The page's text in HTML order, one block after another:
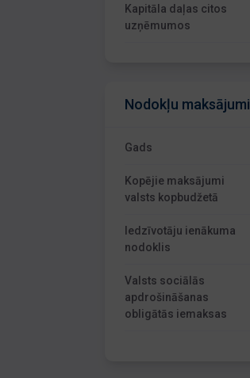
Kapitāla daļas citos
uzņēmumos
Nodokļu maksājumi
Gads
Kopējie maksājumi
valsts kopbudžetā
Iedzīvotāju ienākuma
nodoklis
Valsts sociālās
apdrošināšanas
obligātās iemaksas